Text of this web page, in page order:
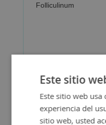
Folliculinum
Este sitio
Este sitio web
experiencia del
sitio web, usted